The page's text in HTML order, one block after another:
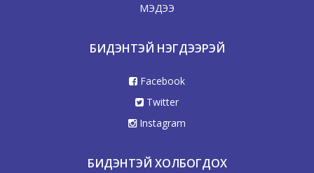
МЭДЭЭ
БИДЭНТЭЙ НЭГДЭЭРЭЙ
Facebook
Twitter
Instagram
БИДЭНТЭЙ ХОЛБОГДОХ